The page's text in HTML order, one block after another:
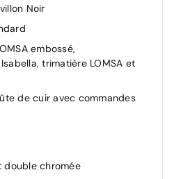
Noir
embossé,
trimatière LOMSA et
de cuir avec commandes
double chromée